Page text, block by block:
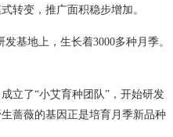
转变，推广面积稳步增加。
基地上，生长着3000多种月季。
立了“小艾育种团队”，开始研发
蔷薇的基因正是培育月季新品种